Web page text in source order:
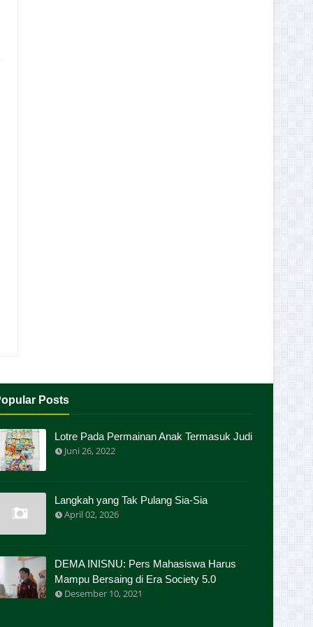
Posts
Lotre Pada Permainan Anak Termasuk Judi
Juni 26, 2022
Langkah yang Tak Pulang Sia-Sia
April 02, 2026
DEMA INISNU: Pers Mahasiswa Harus
Mampu Bersaing di Era Society 5.0
Desember 10, 2021